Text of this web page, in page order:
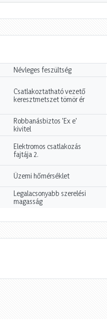
Névleges feszültség
Csatlakoztatható vezető
keresztmetszet tömör ér
Robbanásbiztos 'Ex e'
kivitel
Elektromos csatlakozás
fajtája 2.
Üzemi hőmérséklet
Legalacsonyabb szerelési
magasság